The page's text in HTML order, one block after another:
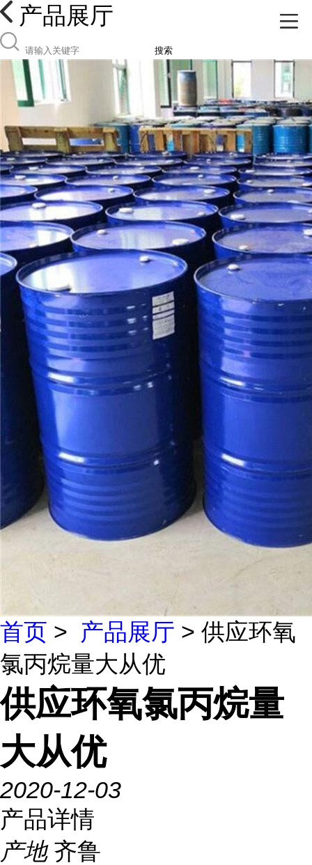
产品展厅
搜索
首页 > 产品展厅 > 供应环氧
氯丙烷量大从优
供应环氧氯丙烷量
大从优
2020-12-03
产品详情
产地 齐鲁